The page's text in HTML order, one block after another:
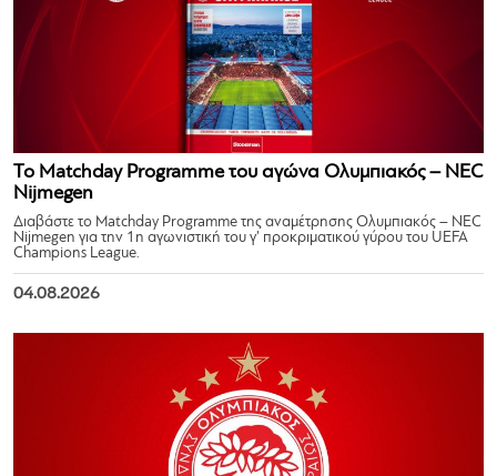
Το Matchday Programme του αγώνα Ολυμπιακός – NEC
Nijmegen
Διαβάστε το Matchday Programme της αναμέτρησης Ολυμπιακός – NEC
Nijmegen για την 1η αγωνιστική του γ’ προκριματικού γύρου του UEFA
Champions League.
04.08.2026